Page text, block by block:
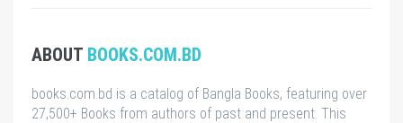
ABOUT BOOKS.COM.BD
books.com.bd is a catalog of Bangla Books, featuring over
27,500+ Books from authors of past and present. This